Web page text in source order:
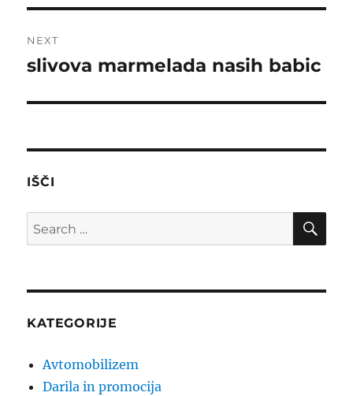
NEXT
Next
slivova marmelada nasih babic
IŠČI
Search
for:
KATEGORIJE
Avtomobilizem
Darila in promocija